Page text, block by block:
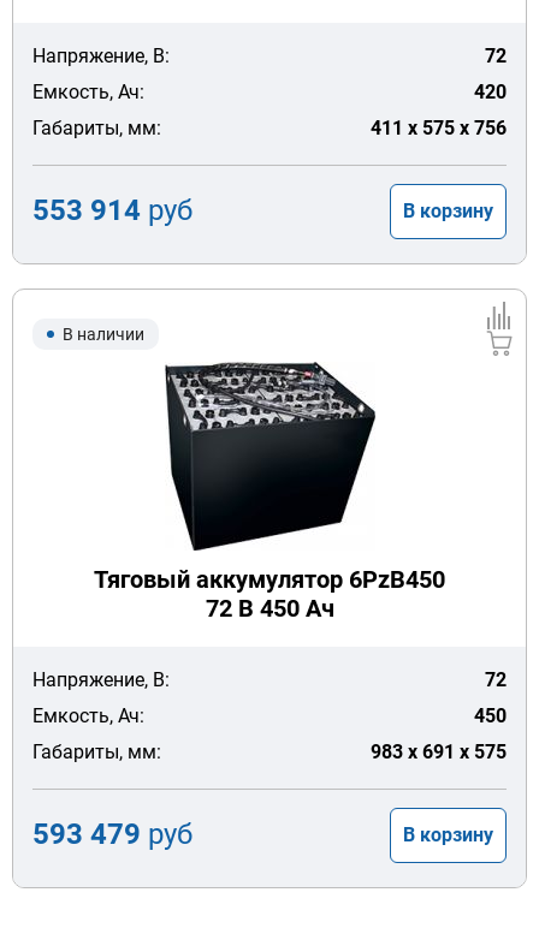
Напряжение, В:
72
Емкость, Ач:
420
Габариты, мм:
411 x 575 x 756
553 914 руб В корзину
В наличии
Тяговый аккумулятор 6PzB450
72 В 450 Ач
Напряжение, В:
72
Емкость, Ач:
450
Габариты, мм:
983 x 691 x 575
593 479 руб В корзину